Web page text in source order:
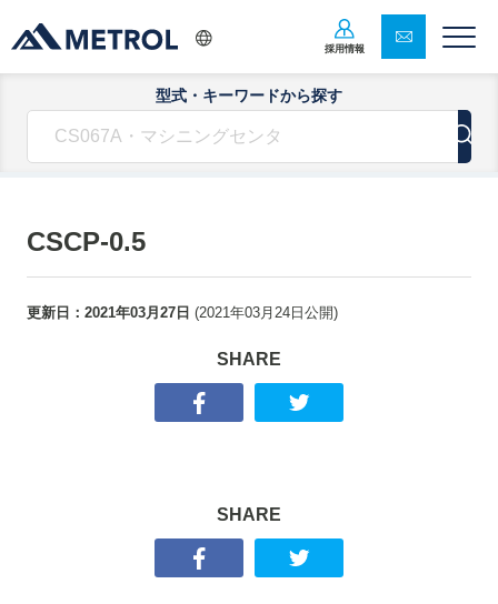
採用情報
型式・キーワードから探す
CSCP-0.5
更新日： 2021年03月27日 (2021年03月24日 公開)
SHARE
SHARE